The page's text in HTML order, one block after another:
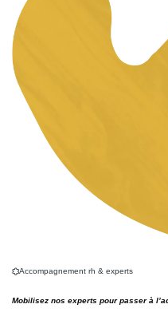
Accompagnement rh & experts
Mobilisez nos experts pour passer à